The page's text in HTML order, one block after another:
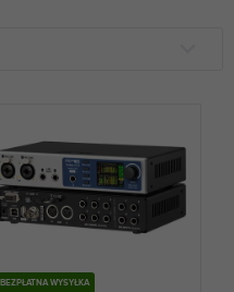
BEZPŁATNA WYSYŁKA